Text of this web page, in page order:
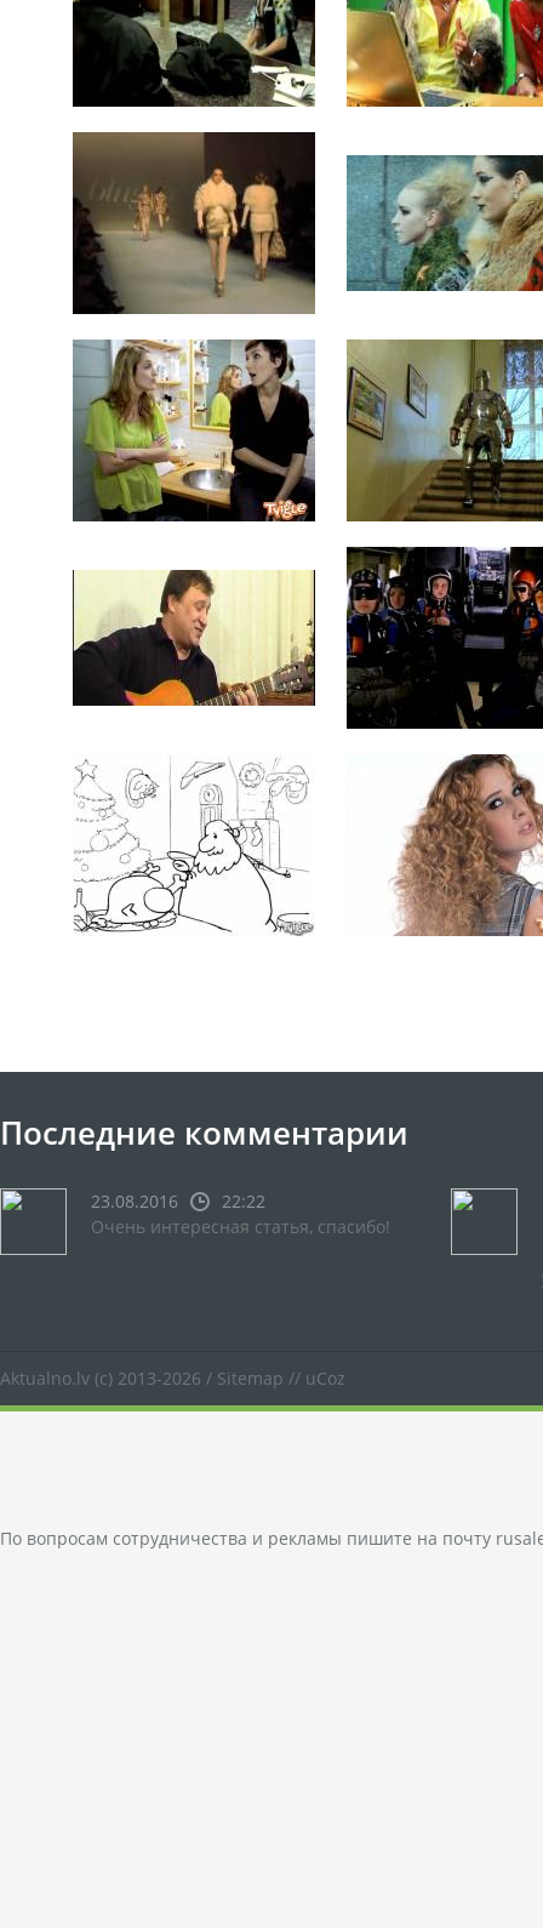
Последние комментарии
23.08.2016
22:22
Очень интересная статья, спасибо!
Aktualno.lv (c) 2013-2026 / Sitemap // uCoz
По вопросам сотрудничества и рекламы пишите на почту